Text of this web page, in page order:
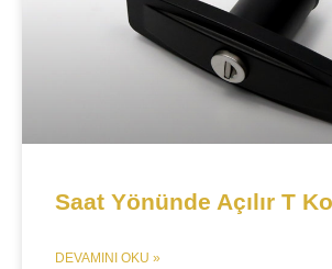
Saat Yönünde Açılır T
DEVAMINI OKU »